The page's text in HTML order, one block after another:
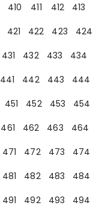
410 411 412
413
421 422 423
424
431 432 433
434
441 442 443
444
451 452 453
454
461 462 463
464
471 472 473
474
481 482 483
484
491 492 493
494